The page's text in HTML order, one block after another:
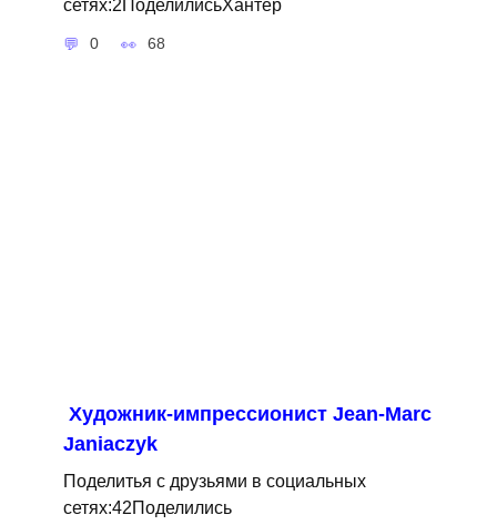
сетях:2ПоделилисьХантер
0 68
Художник-импрессионист Jean-Marc
Janiaczyk
Поделитья с друзьями в социальных
сетях:42Поделились